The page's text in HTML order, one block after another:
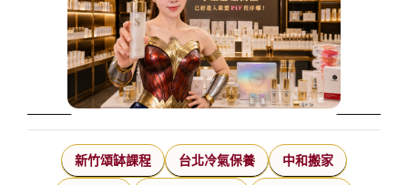
新竹頌缽課程 台北冷氣保養 中和搬家